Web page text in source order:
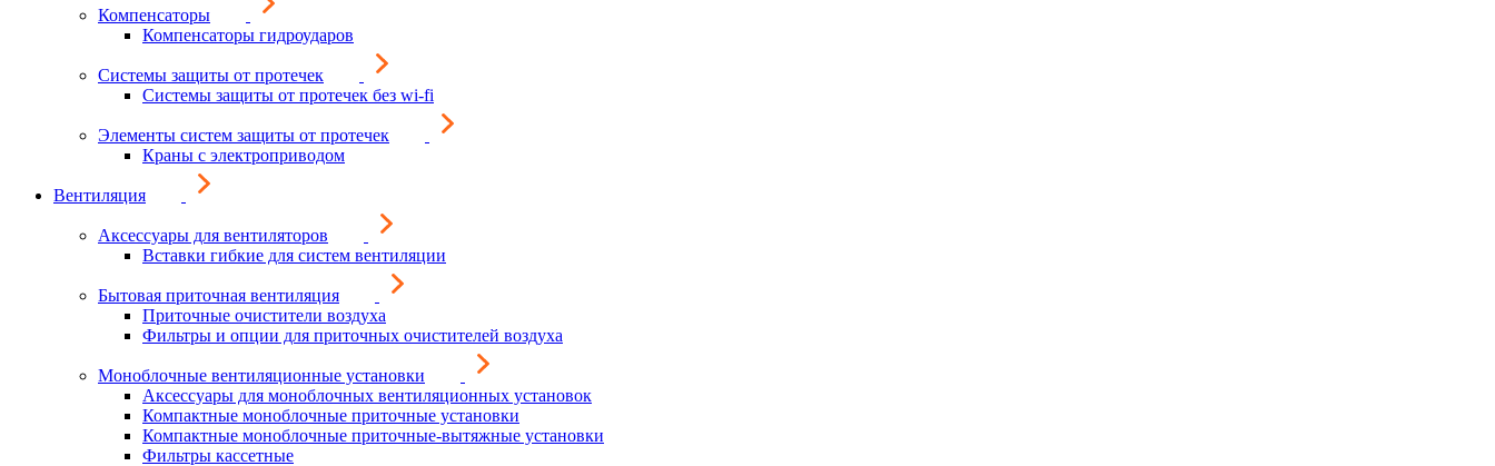
Компенсаторы
Компенсаторы гидроударов
Системы защиты от протечек
Системы защиты от протечек без wi-fi
Элементы систем защиты от протечек
Краны с электроприводом
Вентиляция
Аксессуары для вентиляторов
Вставки гибкие для систем вентиляции
Бытовая приточная вентиляция
Приточные очистители воздуха
Фильтры и опции для приточных очистителей воздуха
Моноблочные вентиляционные установки
Аксессуары для моноблочных вентиляционных установок
Компактные моноблочные приточные установки
Компактные моноблочные приточные-вытяжные установки
Фильтры кассетные